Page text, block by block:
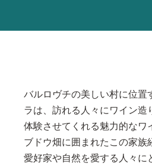
バルロヴチの美しい村に位置
ラは、訪れる人々にワイン造
体験させてくれる魅力的なワ
ブドウ畑に囲まれたこの家族
愛好家や自然を愛する人々に